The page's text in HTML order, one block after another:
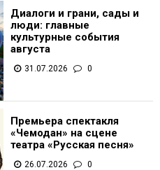
Диалоги и грани, сады и
люди: главные
культурные события
августа
31.07.2026 0
Премьера спектакля
«Чемодан» на сцене
театра «Русская песня»
26.07.2026 0